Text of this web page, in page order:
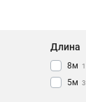
Длина
8м 1
5м 3